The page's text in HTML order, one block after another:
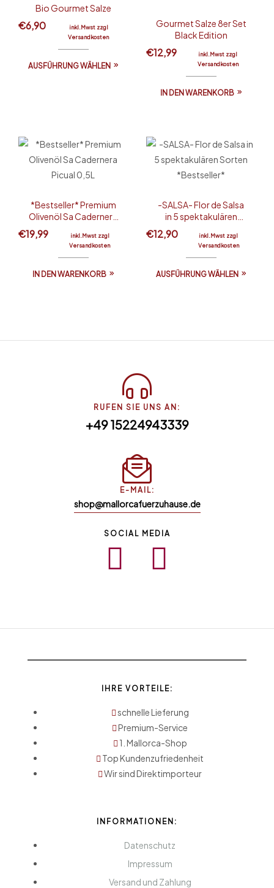
Bio Gourmet Salze
€6,90
inkl.Mwst zzgl
Versandkosten
AUSFÜHRUNG WÄHLEN
Gourmet Salze 8er Set
Black Edition
€12,99
inkl.Mwst zzgl
Versandkosten
IN DEN WARENKORB
*Bestseller* Premium
Olivenöl Sa Cadernera
€19,99
inkl.Mwst zzgl
Versandkosten
IN DEN WARENKORB
-SALSA- Flor de Salsa
in 5 spektakulären
Sorten *Bestseller*
€12,90
inkl.Mwst zzgl
Versandkosten
AUSFÜHRUNG WÄHLEN
RUFEN SIE UNS AN:
+49 15224943339
E-MAIL:
shop@mallorcafuerzuhause.de
SOCIAL MEDIA
IHRE VORTEILE:
schnelle Lieferung
Premium-Service
1. Mallorca-Shop
Top Kundenzufriedenheit
Wir sind Direktimporteur
INFORMATIONEN:
Datenschutz
Impressum
Versand und Zahlung